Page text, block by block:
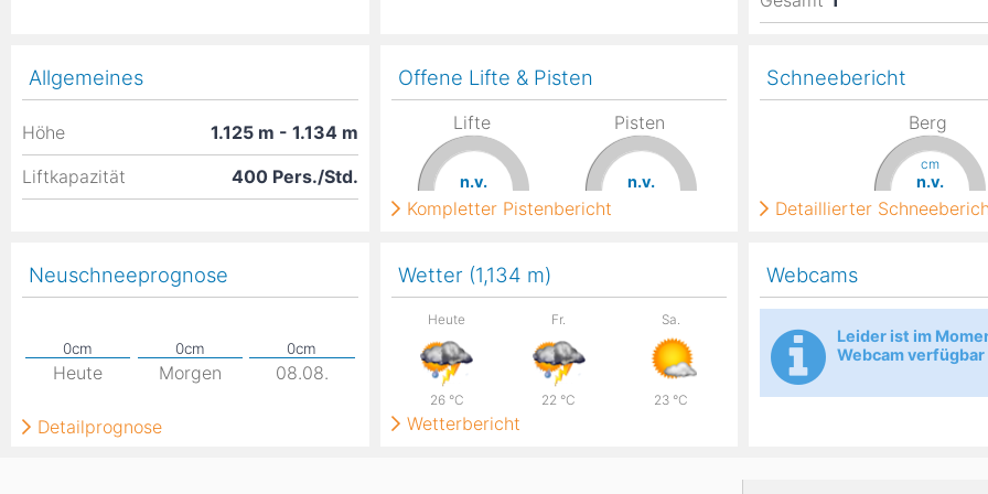
Allgemeines
Höhe 1.125 m - 1.134 m
Liftkapazität
400 Pers./Std.
Wetter (1,134 m)
Heute
26 °C
Fr.
22 °C
Sa.
23 °C
Wetterbericht
Webcams
Leider ist im
Webcam verfügbar
Schneebericht
Berg
cm
n.v.
Detaillierter
Neuschneeprognose
Heute Morgen 08.08.
Detailprognose
Offene Lifte & Pisten
Lifte
n.v.
Pisten
n.v.
Kompletter Pistenbericht